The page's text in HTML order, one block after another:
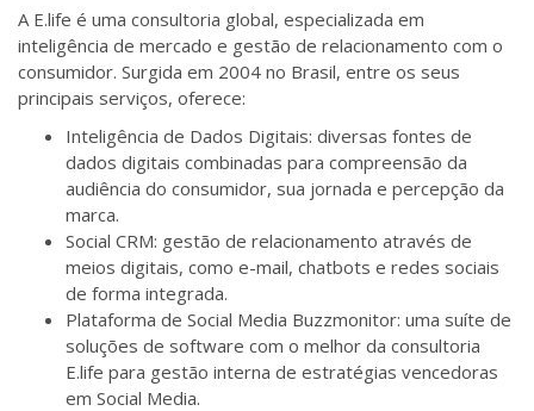
A E.life é uma consultoria global, especializada em
inteligência de mercado e gestão de relacionamento com o
consumidor. Surgida em 2004 no Brasil, entre os seus
principais serviços, oferece:
Inteligência de Dados Digitais: diversas fontes de
dados digitais combinadas para compreensão da
audiência do consumidor, sua jornada e percepção da
marca.
Social CRM: gestão de relacionamento através de
meios digitais, como e-mail, chatbots e redes sociais
de forma integrada.
Plataforma de Social Media Buzzmonitor: uma suíte de
soluções de software com o melhor da consultoria
E.life para gestão interna de estratégias vencedoras
em Social Media.